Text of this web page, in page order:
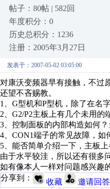
帖子：80帖 | 582回
年度积分：0
历史总积分：1236
注册：2005年3月27日
发表于：2007-05-02 03:05:00
对康沃变频器早有接触，不过
还望不吝赐教。
1、G型机和P型机，除了在名
2、G2/P2主板上有几个未用
3、控制面板的内部构造如何
4、CON1端子的常见故障，如
5、能否简单介绍一下，主板
由于水平较洼，所以还有很多
如有像本人一样对问题感兴趣
分享到：
收藏 邀请回答